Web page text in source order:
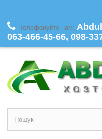
Телефонуйте нам:
063-466-45-66, 098-